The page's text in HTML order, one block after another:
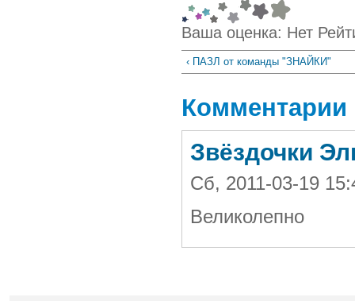
Ваша оценка: Нет
‹ ПАЗЛ от команды "ЗНАЙКИ"
Комментарии
Звёздочки
Сб, 2011-03-19
Великолепно